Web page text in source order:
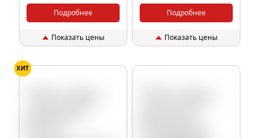
Подробнее
Показать цены
Подробнее
Показать цены
ХИТ